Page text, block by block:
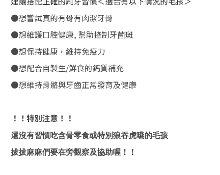
●想嘗試真的有骨有肉潔牙骨
●想維護口腔健康, 幫助控制牙菌斑
●想保持健康，維持免疫力
●想配合自製生/鮮食的鈣質補充
●想維持骨骼與牙齒正常發育及健康
！！特別注意！！
還沒有習慣吃含骨零食或特別狼吞虎嚥的毛孩
拔拔麻麻們要在旁觀察及協助喔！！